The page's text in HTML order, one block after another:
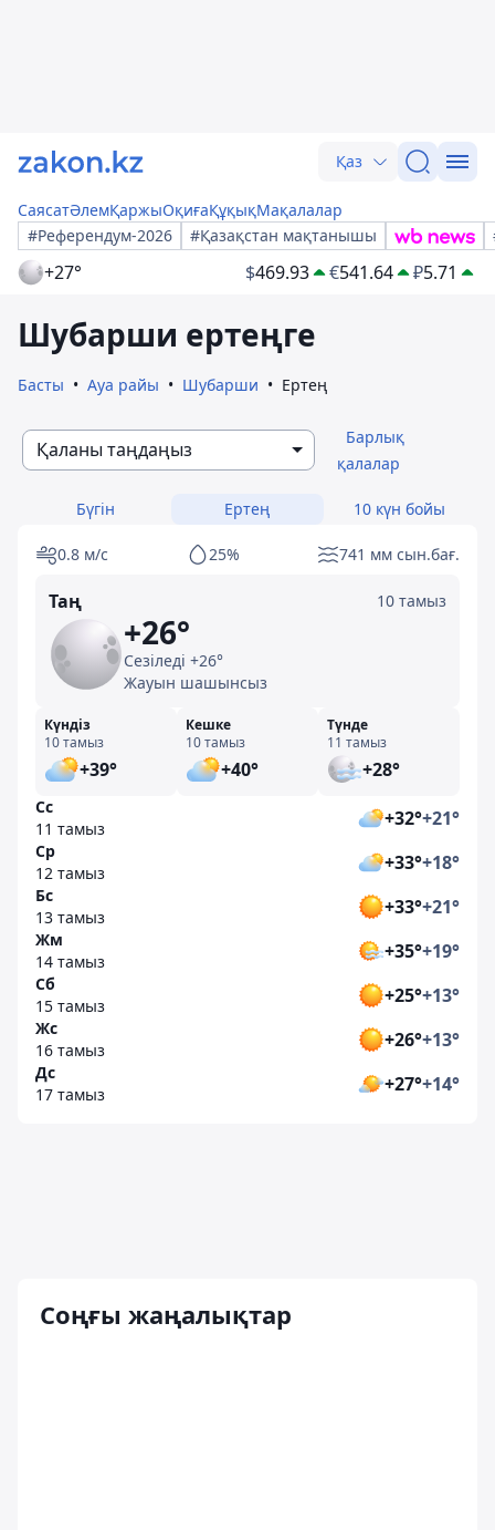
Қаз
СаясатӘлемҚаржыОқиғаҚұқықМақалалар
#Референдум-2026
#Қазақстан мақтанышы
+27° $469.93 €541.64 ₽5.71
Шубарши ертеңге
Басты Ауа райы Шубарши Ертең
Қаланы таңдаңыз
Барлық
қалалар
Бүгін Ертең 10 күн бойы
0.8 м/с 25% 741 мм сын.бағ.
Таң 10 тамыз
+26°
Сезіледі +26°
Жауын шашынсыз
Күндіз
10 тамыз
+39°
Кешке
10 тамыз
+40°
Түнде
11 тамыз
+28°
Сс
11 тамыз
+32°+21°
Ср
12 тамыз
+33°+18°
Бс
13 тамыз
+33°+21°
Жм
14 тамыз
+35°+19°
Сб
15 тамыз
+25°+13°
Жс
16 тамыз
+26°+13°
Дс
17 тамыз
+27°+14°
Соңғы жаңалықтар